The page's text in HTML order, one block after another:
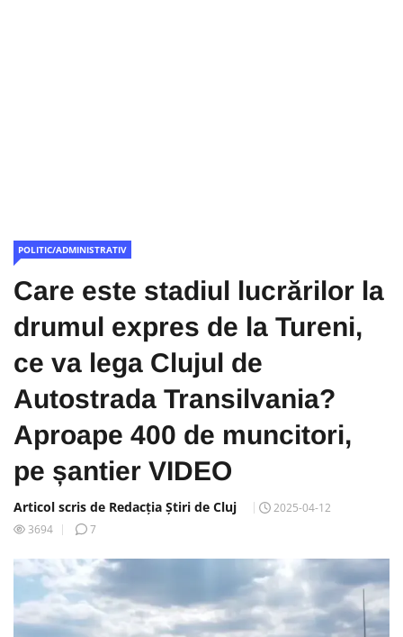
POLITIC/ADMINISTRATIV
Care este stadiul lucrărilor la
drumul expres de la Tureni,
ce va lega Clujul de
Autostrada Transilvania?
Aproape 400 de muncitori,
pe șantier VIDEO
Articol scris de Redacția Știri de Cluj
2025-04-12
3694
7